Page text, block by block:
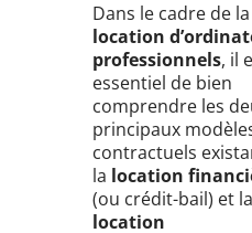
Dans le cadre de la
location
professionnels, il
essentiel de bien
comprendre les
principaux
contractuels
la location
(ou crédit-bail) et la
location